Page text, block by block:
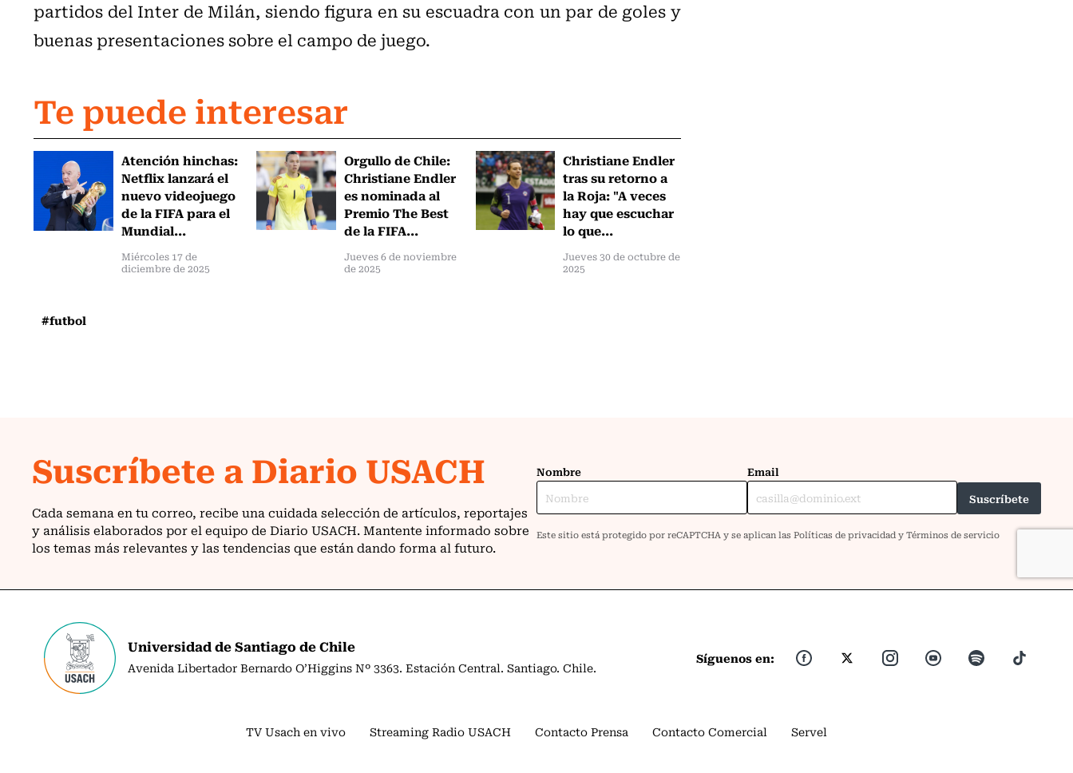
partidos del Inter de Milán, siendo figura en su escuadra con un par de goles y
buenas presentaciones sobre el campo de juego.
Te puede interesar
Atención hinchas:
Netflix lanzará el
nuevo videojuego
de la FIFA para el
Mundial...
Miércoles 17 de
diciembre de 2025
Orgullo de Chile:
Christiane Endler
es nominada al
Premio The Best
de la FIFA...
Jueves 6 de noviembre
de 2025
Christiane Endler
tras su retorno a
la Roja: "A veces
hay que escuchar
lo que...
Jueves 30 de octubre de
2025
#futbol
Universidad de Santiago de Chile
Avenida Libertador Bernardo O’Higgins Nº 3363. Estación Central. Santiago. Chile.
Síguenos en:
TV Usach en vivo Streaming Radio USACH Contacto Prensa Contacto Comercial Servel